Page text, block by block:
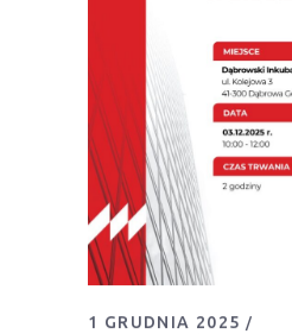
1 GRUDNIA 2025